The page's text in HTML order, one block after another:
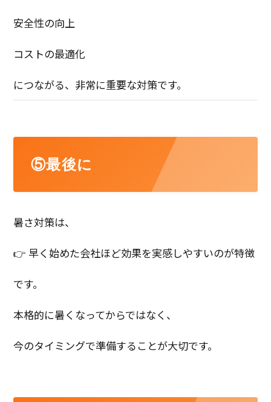
安全性の向上
コストの最適化
につながる、非常に重要な対策です。
⑤最後に
暑さ対策は、
👉 早く始めた会社ほど効果を実感しやすいのが特徴
です。
本格的に暑くなってからではなく、
今のタイミングで準備することが大切です。